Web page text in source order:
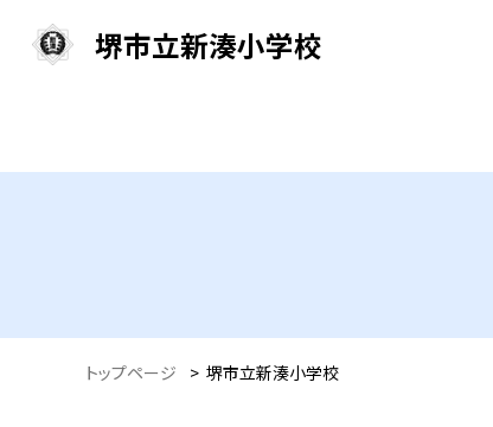
堺市立新湊小学校
トップページ > 堺市立新湊小学校